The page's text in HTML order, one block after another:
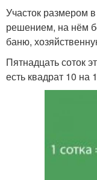
Участок размером
решением, на нём
баню,
Пятнадцать соток
есть квадрат 10 на